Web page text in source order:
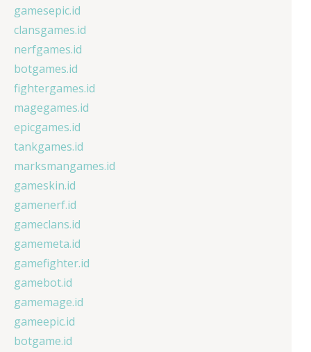
gamesepic.id
clansgames.id
nerfgames.id
botgames.id
fightergames.id
magegames.id
epicgames.id
tankgames.id
marksmangames.id
gameskin.id
gamenerf.id
gameclans.id
gamemeta.id
gamefighter.id
gamebot.id
gamemage.id
gameepic.id
botgame.id